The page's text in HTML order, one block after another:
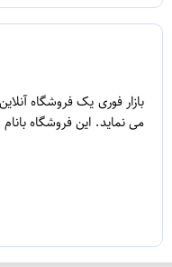
3
0
1
0بازار فوری یک فروشگاه
می نماید. این فروشگاه بانام تجاری